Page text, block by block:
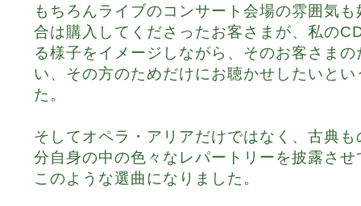
もちろんライブのコンサート会場の雰囲気
合は購入してくださったお客さまが、私の
る様子をイメージしながら、そのお客さま
い、その方のためだけにお聴かせしたいと
た。
そしてオペラ・アリアだけではなく、古典
分自身の中の色々なレパートリーを披露さ
このような選曲になりました。